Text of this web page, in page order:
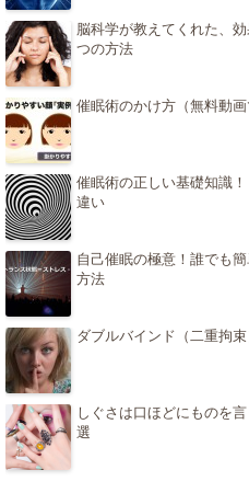
脳科学が教えてくれた、
つの方法
催眠術のかけ方（無料動
催眠術の正しい基礎知識
違い
自己催眠の極意！誰でも
方法
ダブルバインド（二重拘
しぐさは口ほどにものを
選